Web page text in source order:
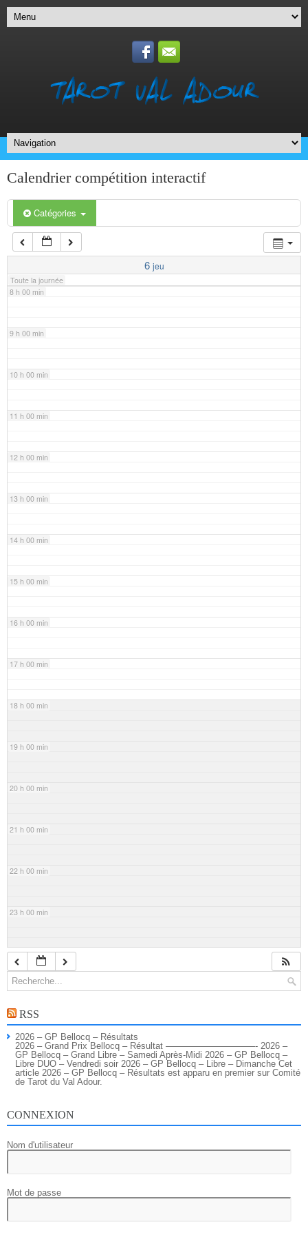
Calendrier compétition interactif
Catégories
6 jeu
Toute la journée
6 h 00 min
7 h 00 min
8 h 00 min
9 h 00 min
10 h 00 min
11 h 00 min
12 h 00 min
13 h 00 min
14 h 00 min
15 h 00 min
16 h 00 min
17 h 00 min
18 h 00 min
19 h 00 min
20 h 00 min
21 h 00 min
22 h 00 min
23 h 00 min
RSS
2026 – GP Bellocq – Résultats
2026 – Grand Prix Bellocq – Résultat ——————————- 2026 –
GP Bellocq – Grand Libre – Samedi Après-Midi 2026 – GP Bellocq –
Libre DUO – Vendredi soir 2026 – GP Bellocq – Libre – Dimanche Cet
article 2026 – GP Bellocq – Résultats est apparu en premier sur Comité
de Tarot du Val Adour.
CONNEXION
Nom d'utilisateur
Mot de passe